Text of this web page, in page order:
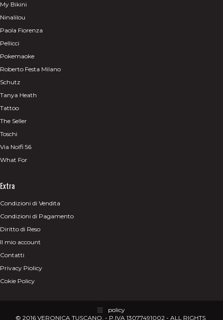
My Bikini
Ninalilou
Paola Fiorenza
Pellicci
Pokemaoke
Roberto Festa Milano
Schutz
Tanya Heath
Tattoo
The Seller
Toschi
Via Nolfi 56
What For
Extra
Condizioni di Vendita
Condizioni di Pagamento
Diritto di Reso
Il mio account
Contatti
Privacy Piolicy
Cokie Policy
policy
© 2016 VERONICA TUSCANO. - P.IVA 13077491002 - ALL RIGHTS